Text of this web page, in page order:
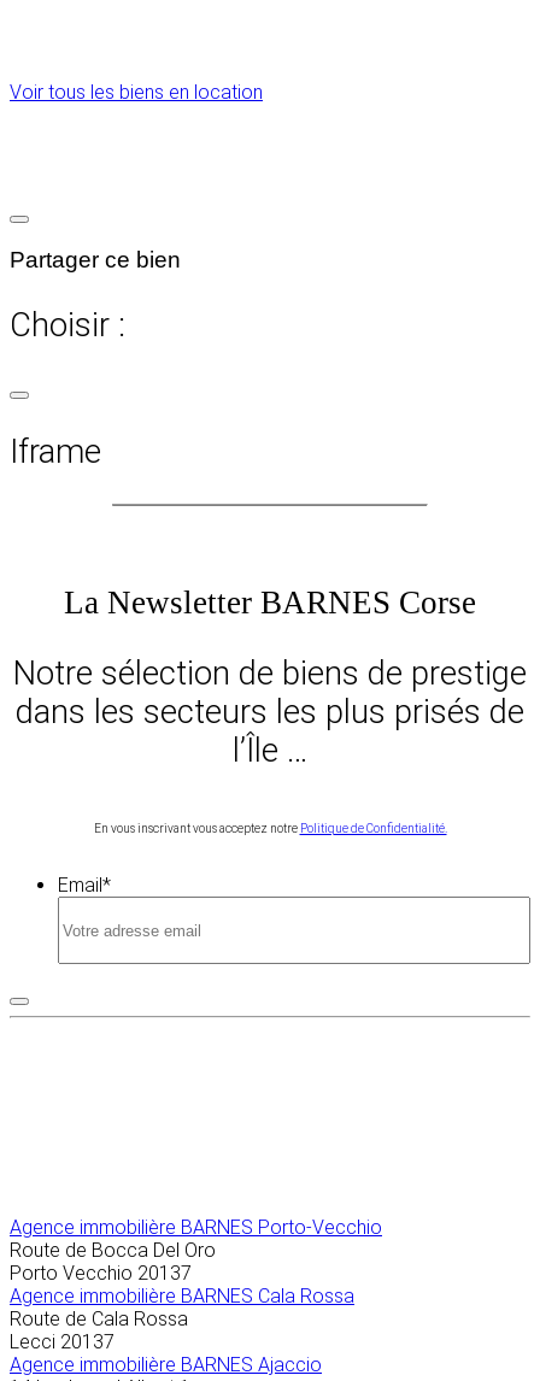
Voir tous les biens en location
Partager ce bien
Choisir :
Iframe
La Newsletter BARNES Corse
Notre sélection de biens de prestige
dans les secteurs les plus prisés de
l’Île …
En vous inscrivant vous acceptez notre Politique de Confidentialité.
Email*
Agence immobilière BARNES Porto-Vecchio
Route de Bocca Del Oro
Porto Vecchio 20137
Agence immobilière BARNES Cala Rossa
Route de Cala Rossa
Lecci 20137
Agence immobilière BARNES Ajaccio